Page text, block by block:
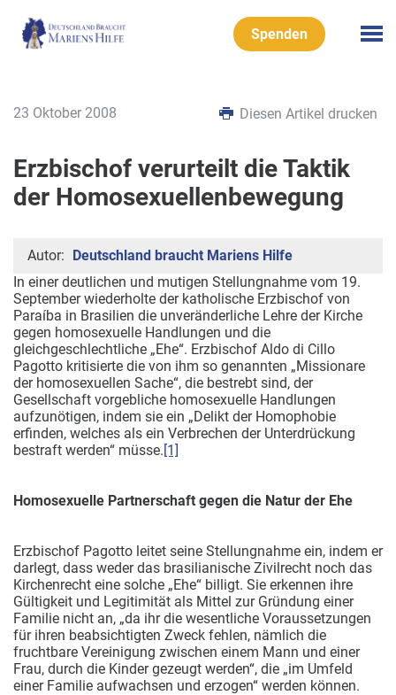
Spenden
23 Oktober 2008 Diesen Artikel drucken
Erzbischof verurteilt die Taktik
der Homosexuellenbewegung
Autor: Deutschland braucht Mariens Hilfe
In einer deutlichen und mutigen Stellungnahme vom 19.
September wiederholte der katholische Erzbischof von
Paraíba in Brasilien die unveränderliche Lehre der Kirche
gegen homosexuelle Handlungen und die
gleichgeschlechtliche „Ehe“. Erzbischof Aldo di Cillo
Pagotto kritisierte die von ihm so genannten „Missionare
der homosexuellen Sache“, die bestrebt sind, der
Gesellschaft vorgebliche homosexuelle Handlungen
aufzunötigen, indem sie ein „Delikt der Homophobie
erfinden, welches als ein Verbrechen der Unterdrückung
bestraft werden“ müsse.[1]
Homosexuelle Partnerschaft gegen die Natur der Ehe
Erzbischof Pagotto leitet seine Stellungnahme ein, indem er
darlegt, dass weder das brasilianische Zivilrecht noch das
Kirchenrecht eine solche „Ehe“ billigt. Sie erkennen ihre
Gültigkeit und Legitimität als Mittel zur Gründung einer
Familie nicht an, „da ihr die wesentliche Voraussetzungen
für ihren beabsichtigten Zweck fehlen, nämlich die
fruchtbare Vereinigung zwischen einem Mann und einer
Frau, durch die Kinder gezeugt werden“, die „im Umfeld
einer Familie aufwachsen und erzogen“ werden können.